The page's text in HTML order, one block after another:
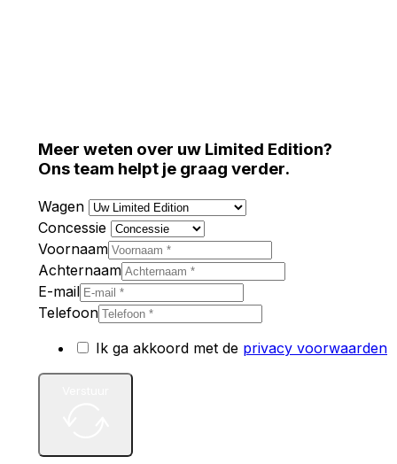
Meer weten over uw Limited Edition?
Ons team helpt je graag verder.
Wagen
Concessie
Voornaam
Achternaam
E-mail
Telefoon
Ik ga akkoord met de privacy voorwaarden